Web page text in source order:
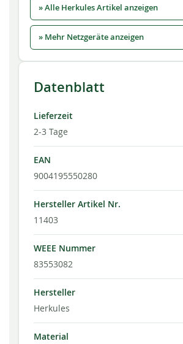
» Alle Herkules Artikel anzeigen
» Mehr Netzgeräte anzeigen
Datenblatt
Lieferzeit
2-3 Tage
EAN
9004195550280
Hersteller Artikel Nr.
11403
WEEE Nummer
83553082
Hersteller
Herkules
Material